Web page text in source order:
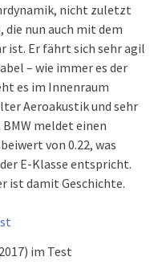
nicht zuletzt
nun auch mit dem
ist. Er fährt sich sehr agil
– wie immer es der
es im Innenraum
Aeroakustik und sehr
meldet einen
von 0.22, was
E-Klasse entspricht.
ist damit Geschichte.
im Test